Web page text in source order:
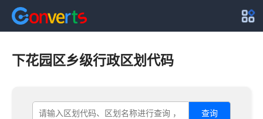
下花园区乡级行政区划代码
查询